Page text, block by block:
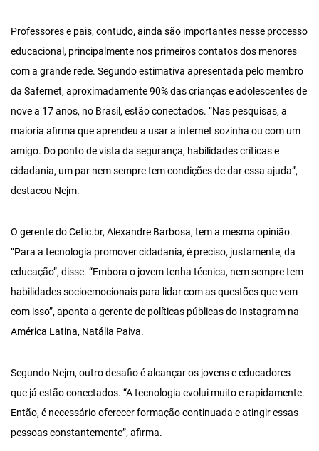
Professores e pais, contudo, ainda são importantes nesse processo
educacional, principalmente nos primeiros contatos dos menores
com a grande rede. Segundo estimativa apresentada pelo membro
da Safernet, aproximadamente 90% das crianças e adolescentes de
nove a 17 anos, no Brasil, estão conectados. “Nas pesquisas, a
maioria afirma que aprendeu a usar a internet sozinha ou com um
amigo. Do ponto de vista da segurança, habilidades críticas e
cidadania, um par nem sempre tem condições de dar essa ajuda”,
destacou Nejm.
O gerente do Cetic.br, Alexandre Barbosa, tem a mesma opinião.
“Para a tecnologia promover cidadania, é preciso, justamente, da
educação”, disse. “Embora o jovem tenha técnica, nem sempre tem
habilidades socioemocionais para lidar com as questões que vem
com isso”, aponta a gerente de políticas públicas do Instagram na
América Latina, Natália Paiva.
Segundo Nejm, outro desafio é alcançar os jovens e educadores
que já estão conectados. “A tecnologia evolui muito e rapidamente.
Então, é necessário oferecer formação continuada e atingir essas
pessoas constantemente”, afirma.